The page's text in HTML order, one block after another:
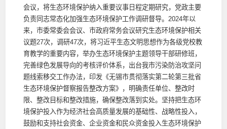
会议，将生态环境保护纳入重要议事日程定期研究，党政主要
负责同志常态化加强生态环境保护工作调研督导。2024年以
来，市委常委会会议、市政府常务会议研究生态环境保护相关
议题27次，调研47次，将习近平生态文明思想作为各级党校教
育教学的重要内容，举办生态环境保护主题领导干部研修班，
完善绿色发展导向的考核评价体系，出台我市污染防治攻坚问
题线索移交工作办法，印发《无锡市贯彻落实第二轮第三批省
生态环境保护督察报告整改方案》，明确责任单位、整改时
限、整改目标和整改措施，确保整改落到实处。坚持把生态环
境保护投入作为经济社会高质量发展的基础性、战略性投入，
鼓励和支持社会资金、企业资金和民众资金投入生态环境保护